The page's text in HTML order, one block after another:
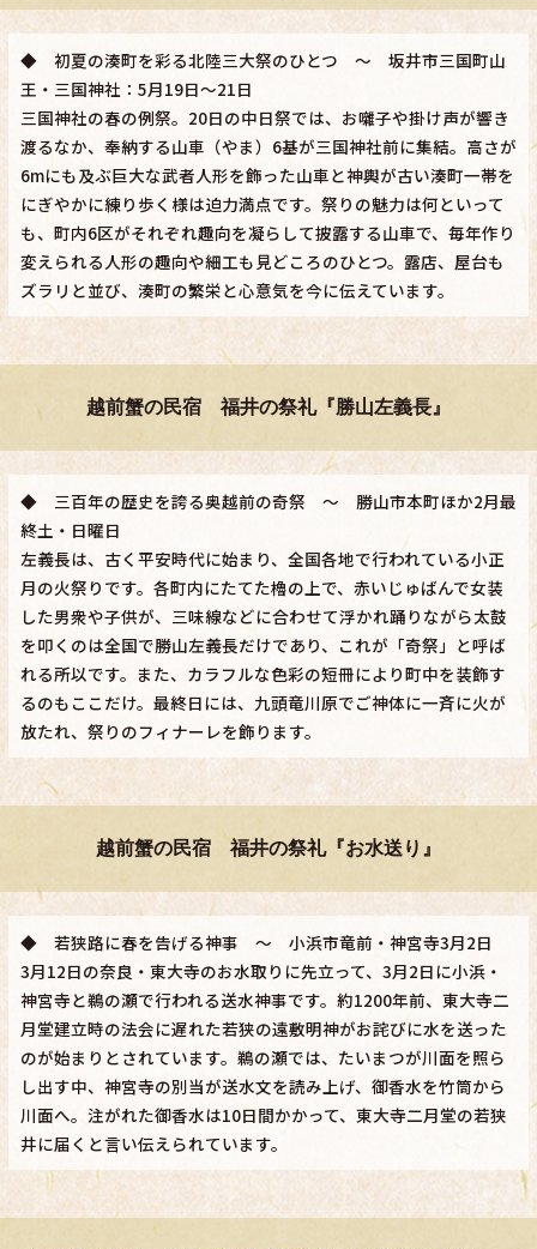
◆ 初夏の湊町を彩る北陸三大祭のひとつ ～ 坂井市三国町山
王・三国神社：5月19日～21日
三国神社の春の例祭。20日の中日祭では、お囃子や掛け声が響き
渡るなか、奉納する山車（やま）6基が三国神社前に集結。高さが
6mにも及ぶ巨大な武者人形を飾った山車と神輿が古い湊町一帯を
にぎやかに練り歩く様は迫力満点です。祭りの魅力は何といって
も、町内6区がそれぞれ趣向を凝らして披露する山車で、毎年作り
変えられる人形の趣向や細工も見どころのひとつ。露店、屋台も
ズラリと並び、湊町の繁栄と心意気を今に伝えています。
越前蟹の民宿 福井の祭礼『勝山左義長』
◆ 三百年の歴史を誇る奥越前の奇祭 ～ 勝山市本町ほか2月最
終土・日曜日
左義長は、古く平安時代に始まり、全国各地で行われている小正
月の火祭りです。各町内にたてた櫓の上で、赤いじゅばんで女装
した男衆や子供が、三味線などに合わせて浮かれ踊りながら太鼓
を叩くのは全国で勝山左義長だけであり、これが「奇祭」と呼ば
れる所以です。また、カラフルな色彩の短冊により町中を装飾す
るのもここだけ。最終日には、九頭竜川原でご神体に一斉に火が
放たれ、祭りのフィナーレを飾ります。
越前蟹の民宿 福井の祭礼『お水送り』
◆ 若狭路に春を告げる神事 ～ 小浜市竜前・神宮寺3月2日
3月12日の奈良・東大寺のお水取りに先立って、3月2日に小浜・
神宮寺と鵜の瀬で行われる送水神事です。約1200年前、東大寺二
月堂建立時の法会に遅れた若狭の遠敷明神がお詫びに水を送った
のが始まりとされています。鵜の瀬では、たいまつが川面を照ら
し出す中、神宮寺の別当が送水文を読み上げ、御香水を竹筒から
川面へ。注がれた御香水は10日間かかって、東大寺二月堂の若狭
井に届くと言い伝えられています。